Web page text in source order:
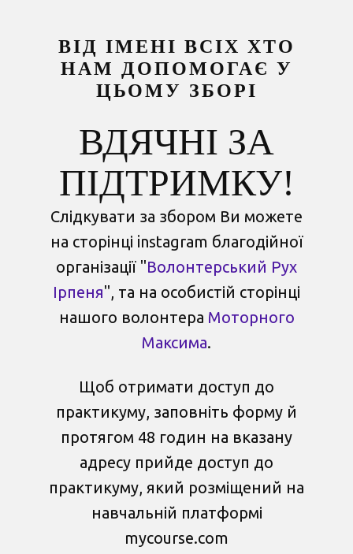
ВІД ІМЕНІ ВСІХ ХТО
НАМ ДОПОМОГАЄ У
ЦЬОМУ ЗБОРІ
ВДЯЧНІ ЗА
ПІДТРИМКУ!
Слідкувати за збором Ви можете
на сторінці instagram благодійної
організації "Волонтерський Рух
Ірпеня", та на особистій ​сторінці
нашого волонтера Моторного
Максима.
Щоб отримати доступ до
практикуму, заповніть форму й
протягом 48 годин на вказану
адресу прийде доступ до
практикуму, який розміщений на
навчальній платформі
mycourse.com